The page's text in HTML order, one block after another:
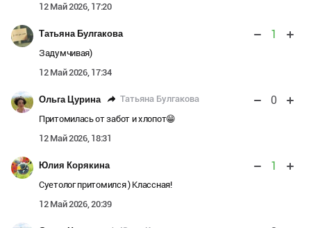
12 Май 2026, 17:20
Татьяна Булгакова 1
Задумчивая)
12 Май 2026, 17:34
Ольга Цурина Татьяна Булгакова 0
Притомилась от забот и хлопот😁
12 Май 2026, 18:31
Юлия Корякина 1
Суетолог притомился ) Классная!
12 Май 2026, 20:39